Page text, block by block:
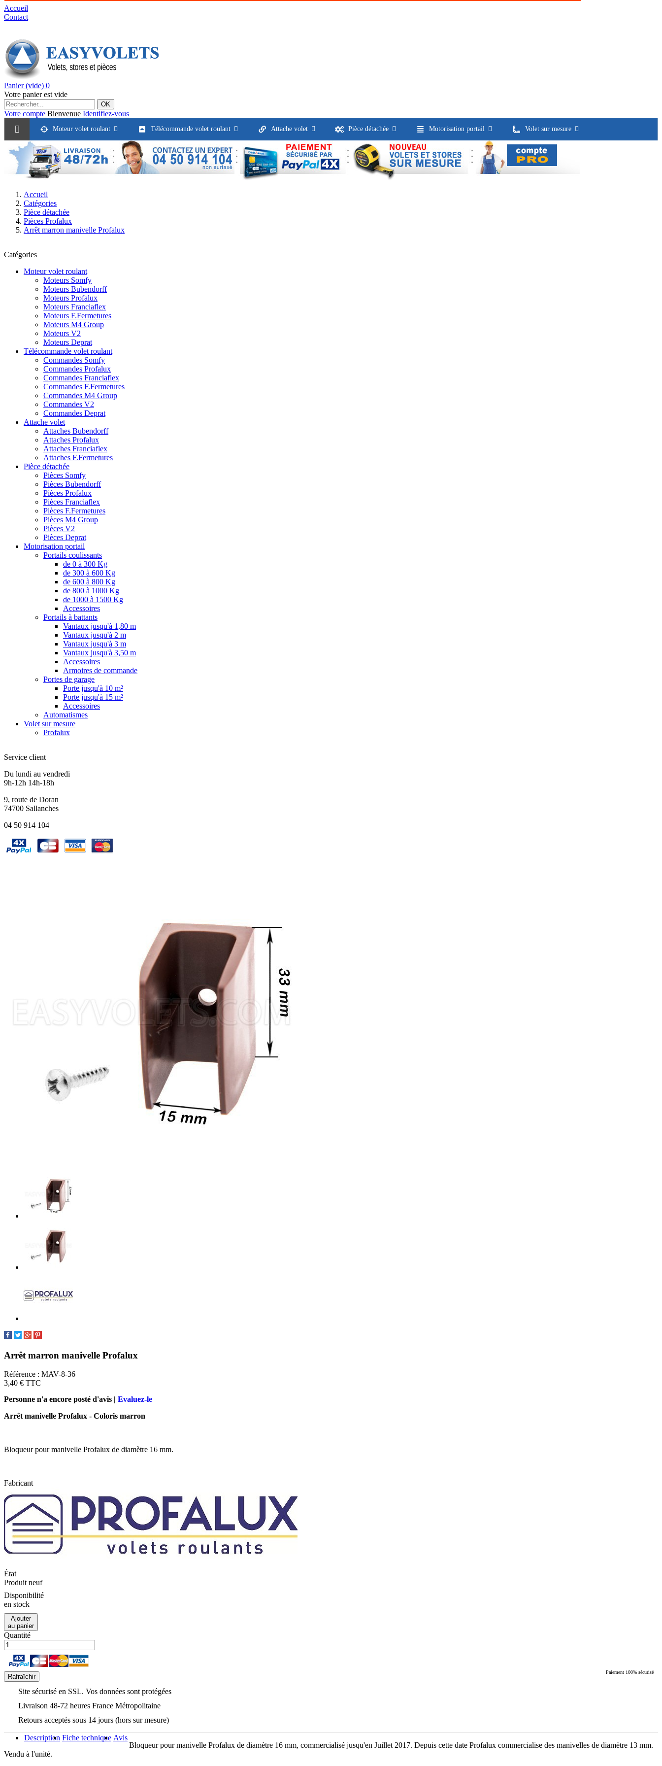
Accueil
Contact
Panier (vide) 0
Votre panier est vide
OK
Votre compte Bienvenue Identifiez-vous
Moteur volet roulant Télécommande volet roulant Attache volet Pièce détachée Motorisation portail Volet sur mesure
Accueil
Catégories
Pièce détachée
Pièces Profalux
Arrêt marron manivelle Profalux
Catégories
Moteur volet roulant
Moteurs Somfy
Moteurs Bubendorff
Moteurs Profalux
Moteurs Franciaflex
Moteurs F.Fermetures
Moteurs M4 Group
Moteurs V2
Moteurs Deprat
Télécommande volet roulant
Commandes Somfy
Commandes Profalux
Commandes Franciaflex
Commandes F.Fermetures
Commandes M4 Group
Commandes V2
Commandes Deprat
Attache volet
Attaches Bubendorff
Attaches Profalux
Attaches Franciaflex
Attaches F.Fermetures
Pièce détachée
Pièces Somfy
Pièces Bubendorff
Pièces Profalux
Pièces Franciaflex
Pièces F.Fermetures
Pièces M4 Group
Pièces V2
Pièces Deprat
Motorisation portail
Portails coulissants
de 0 à 300 Kg
de 300 à 600 Kg
de 600 à 800 Kg
de 800 à 1000 Kg
de 1000 à 1500 Kg
Accessoires
Portails à battants
Vantaux jusqu'à 1,80 m
Vantaux jusqu'à 2 m
Vantaux jusqu'à 3 m
Vantaux jusqu'à 3,50 m
Accessoires
Armoires de commande
Portes de garage
Porte jusqu'à 10 m²
Porte jusqu'à 15 m²
Accessoires
Automatismes
Volet sur mesure
Profalux
Service client
Du lundi au vendredi
9h-12h 14h-18h
9, route de Doran
74700 Sallanches
04 50 914 104
Arrêt marron manivelle Profalux
Référence : MAV-8-36
3,40 € TTC
Personne n'a encore posté d'avis | Evaluez-le
Arrêt manivelle Profalux - Coloris marron
Bloqueur pour manivelle Profalux de diamètre 16 mm.
Fabricant
État
Produit neuf
Disponibilité
en stock
Ajouter
au panier
Quantité
Paiement 100% sécurisé
Site sécurisé en SSL. Vos données sont protégées
Livraison 48-72 heures France Métropolitaine
Retours acceptés sous 14 jours (hors sur mesure)
Description Fiche technique Avis
Bloqueur pour manivelle Profalux de diamètre 16 mm, commercialisé jusqu'en Juillet 2017. Depuis cette date Profalux commercialise des manivelles de diamètre 13 mm.
Vendu à l'unité.